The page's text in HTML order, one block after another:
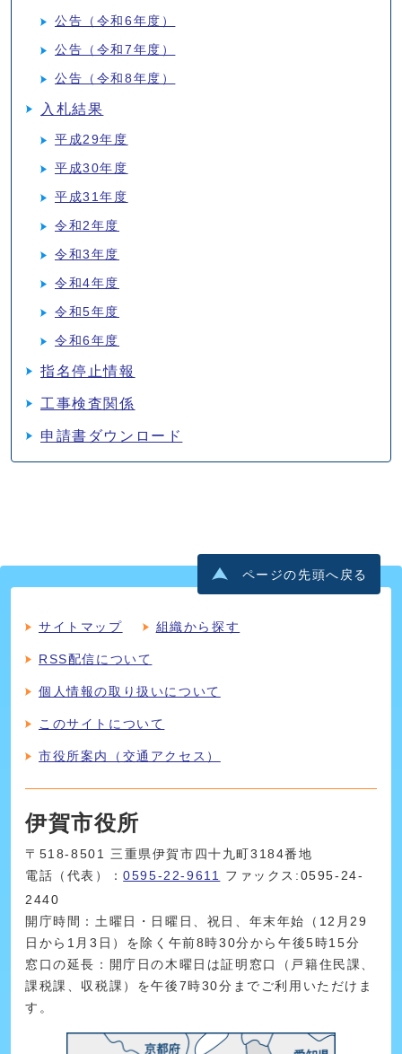
公告（令和6年度）
公告（令和7年度）
公告（令和8年度）
入札結果
平成29年度
平成30年度
平成31年度
令和2年度
令和3年度
令和4年度
令和5年度
令和6年度
指名停止情報
工事検査関係
申請書ダウンロード
ページの先頭へ戻る
サイトマップ 組織から探す
RSS配信について
個人情報の取り扱いについて
このサイトについて
市役所案内（交通アクセス）
伊賀市役所
〒518-8501 三重県伊賀市四十九町3184番地
電話（代表）：0595-22-9611
ファックス:0595-24-
2440
開庁時間：土曜日・日曜日、祝日、年末年始（12月29
日から1月3日）を除く午前8時30分から午後5時15分
窓口の延長：開庁日の木曜日は証明窓口（戸籍住民課、
課税課、収税課）を午後7時30分までご利用いただけま
す。